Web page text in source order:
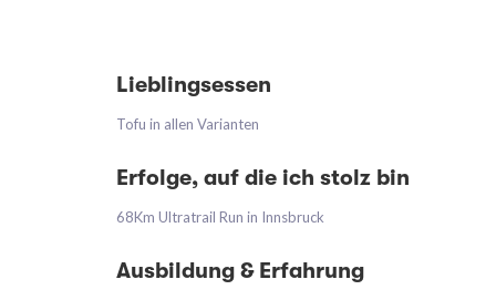
Lieblingsessen
Tofu in allen Varianten
Erfolge, auf die ich stolz bin
68Km Ultratrail Run in Innsbruck
Ausbildung & Erfahrung